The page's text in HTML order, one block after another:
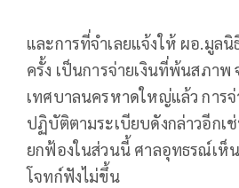
และการที่จำเลยแจ้งให้ ผอ.มูลนิ
ครั้ง เป็นการจ่ายเงินที่พ้นสภาพ
เทศบาลนครหาดใหญ่แล้ว การจ่
ปฏิบัติตามระเบียบดังกล่าวอีก
ยกฟ้องในส่วนนี้ ศาลอุทธรณ์เห็
โจทก์ฟังไม่ขึ้น